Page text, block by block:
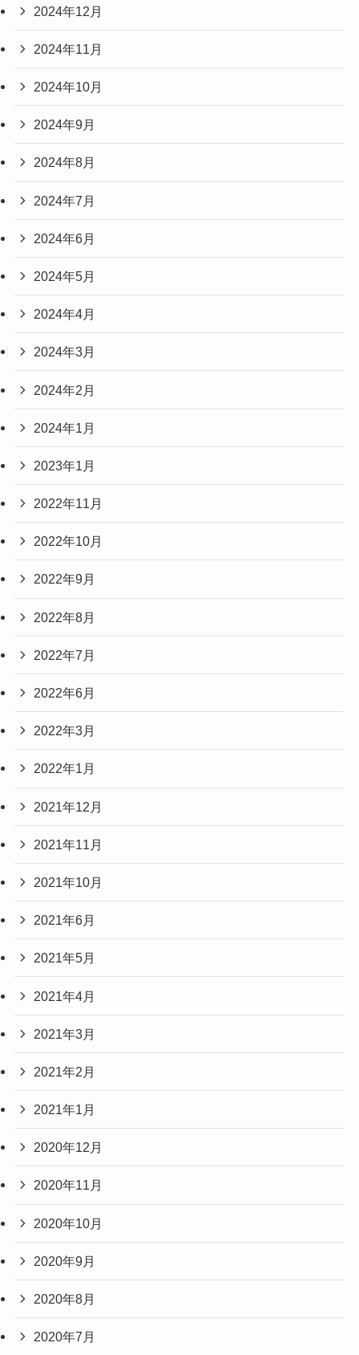
2024年12月
2024年11月
2024年10月
2024年9月
2024年8月
2024年7月
2024年6月
2024年5月
2024年4月
2024年3月
2024年2月
2024年1月
2023年1月
2022年11月
2022年10月
2022年9月
2022年8月
2022年7月
2022年6月
2022年3月
2022年1月
2021年12月
2021年11月
2021年10月
2021年6月
2021年5月
2021年4月
2021年3月
2021年2月
2021年1月
2020年12月
2020年11月
2020年10月
2020年9月
2020年8月
2020年7月